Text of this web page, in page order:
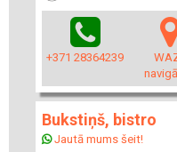
+371 28364239
Bukstiņš, bistro
Jautā mums šeit!